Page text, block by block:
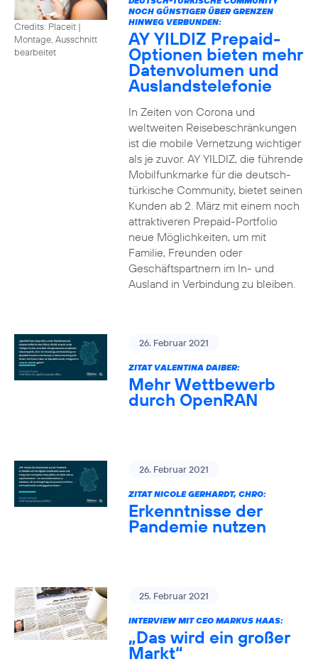
Credits: Placeit |
Montage, Ausschnitt
bearbeitet
NOCH GÜNSTIGER ÜBER GRENZEN
HINWEG VERBUNDEN:
AY YILDIZ Prepaid-
Optionen bieten mehr
Datenvolumen und
Auslandstelefonie
In Zeiten von Corona und
weltweiten Reisebeschränkungen
ist die mobile Vernetzung wichtiger
als je zuvor. AY YILDIZ, die führende
Mobilfunkmarke für die deutsch-
türkische Community, bietet seinen
Kunden ab 2. März mit einem noch
attraktiveren Prepaid-Portfolio
neue Möglichkeiten, um mit
Familie, Freunden oder
Geschäftspartnern im In- und
Ausland in Verbindung zu bleiben.
26. Februar 2021
ZITAT VALENTINA DAIBER:
Mehr Wettbewerb
durch OpenRAN
26. Februar 2021
ZITAT NICOLE GERHARDT, CHRO:
Erkenntnisse der
Pandemie nutzen
25. Februar 2021
INTERVIEW MIT CEO MARKUS HAAS:
„Das wird ein großer
Markt“